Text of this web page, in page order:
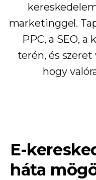
marketinggel.
PPC, a SEO,
terén, és szeret
hogy
E-
háta